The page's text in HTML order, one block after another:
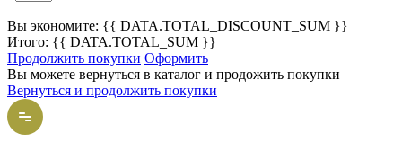
Вы экономите: {{ DATA.TOTAL_DISCOUNT_SUM }}
Итого: {{ DATA.TOTAL_SUM }}
Продолжить покупки Оформить
Вы можете вернуться в каталог и продожить покупки
Вернуться и продолжить покупки